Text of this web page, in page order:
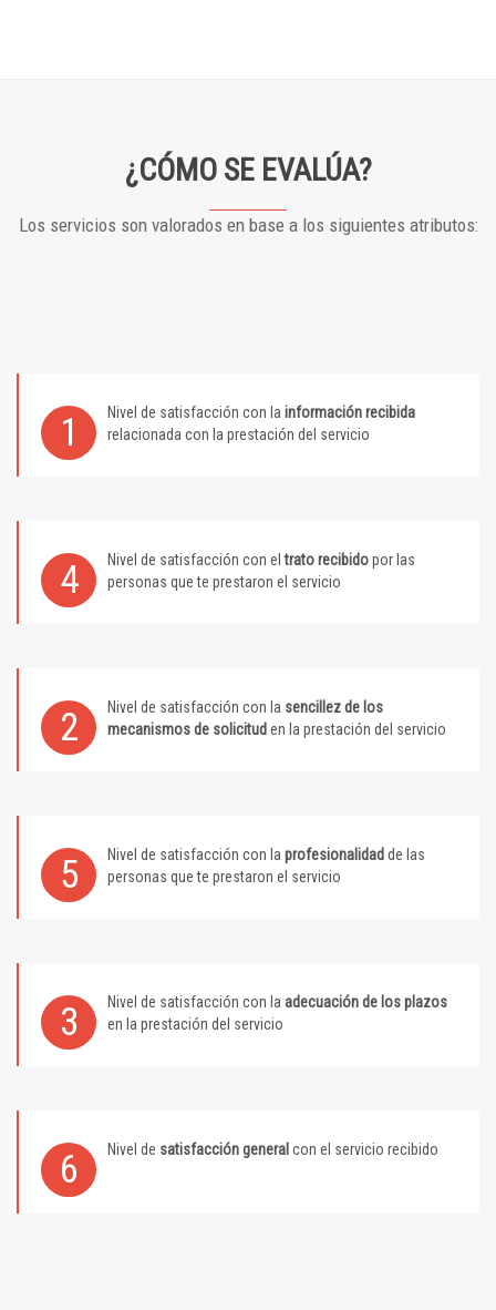
¿CÓMO SE EVALÚA?
Los servicios son valorados en base a los siguientes atributos:
1 Nivel de satisfacción con la información recibida
relacionada con la prestación del servicio
4 Nivel de satisfacción con eltrato recibidopor las
personas que te prestaron el servicio
2 Nivel de satisfacción con la sencillez de los
mecanismos de solicitud en la prestación del servicio
5 Nivel de satisfacción con la profesionalidad de las
personas que te prestaron el servicio
3 Nivel de satisfacción con la adecuación de los plazos
en la prestación del servicio
6 Nivel de satisfacción general con el servicio recibido